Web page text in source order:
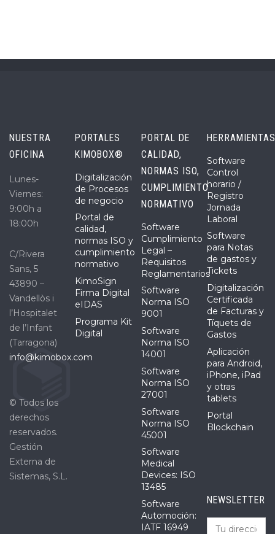
NUESTRA
OFICINA
Lunes-
Viernes:
9:00h a
18:00h
C/Rivera
Sans, 5
43890 –
Vandellòs i
l’Hospitalet
de l’Infant
(Tarragona)
info@kimobox.com
© Todos los
derechos
reservados.
Gestión
Externa de
Sistemas, S.L.
PORTALES
KIMOBOX®
Digitalización
de Procesos
de negocio
Portal de
calidad,
normas ISO y
cumplimiento
normativo
KimoSign
Firma Digital
eIDAS
Programa Kit
Digital
PORTAL DE
CALIDAD,
NORMAS ISO,
CUMPLIMIENTO
NORMATIVO
Software
Cumplimiento
Legal –
Requisitos
Reglamentarios
Software
Norma ISO
9001
Software
Norma ISO
14001
Software
Norma ISO
27001
Software
Norma ISO
45001
Software
Medical
Devices: ISO
13485
Software
Automoción:
IATF 16949
Software
Control
horario /
Registro
Jornada
Laboral
Software
para Notas
de gastos y
Tickets
Digitalización
Certificada
de Facturas y
Tíquets de
Gastos
Aplicación
para Android,
iPhone, iPad
y otras
tablets
Portal
Blockchain
NEWSLETTER